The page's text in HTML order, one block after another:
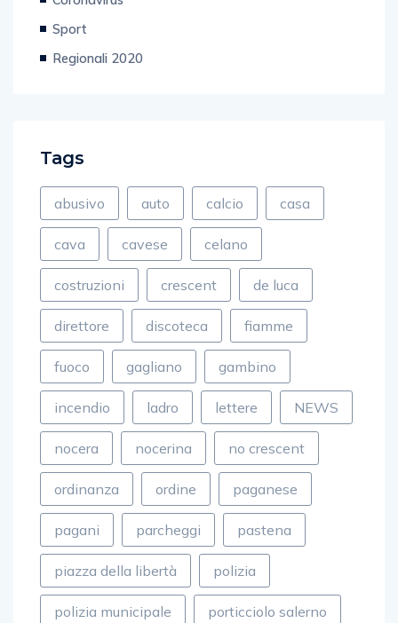
Sport
Regionali 2020
abusivo auto calcio casa
cava cavese celano
costruzioni crescent de luca
direttore discoteca fiamme
fuoco gagliano gambino
incendio ladro lettere NEWS
nocera nocerina no crescent
ordinanza ordine paganese
pagani parcheggi pastena
piazza della libertà polizia
polizia municipale porticciolo salerno